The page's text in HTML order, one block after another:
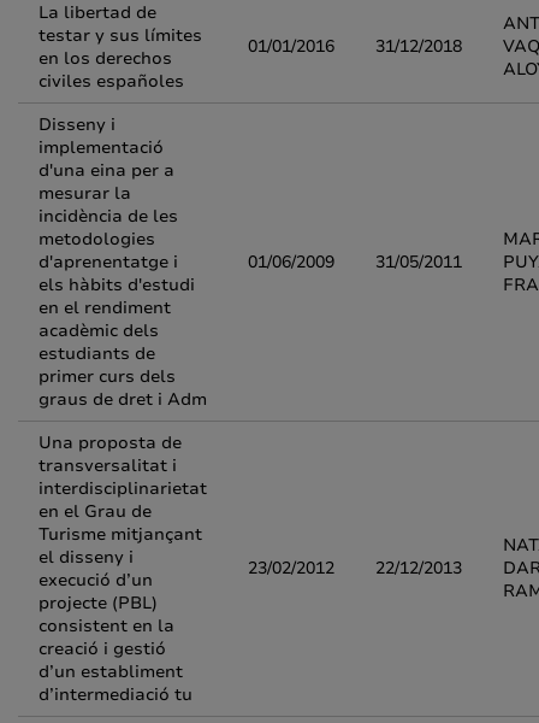
La libertad de
testar y sus límites
en los derechos
civiles españoles
01/01/2016 31/12/2018
Disseny i
implementació
d'una eina per a
mesurar la
incidència de les
metodologies
d'aprenentatge i
els hàbits d'estudi
en el rendiment
acadèmic dels
estudiants de
primer curs dels
graus de dret i Adm
01/06/2009 31/05/2011
Una proposta de
transversalitat i
interdisciplinarietat
en el Grau de
Turisme mitjançant
el disseny i
execució d’un
projecte (PBL)
consistent en la
creació i gestió
d’un establiment
d’intermediació tu
23/02/2012 22/12/2013